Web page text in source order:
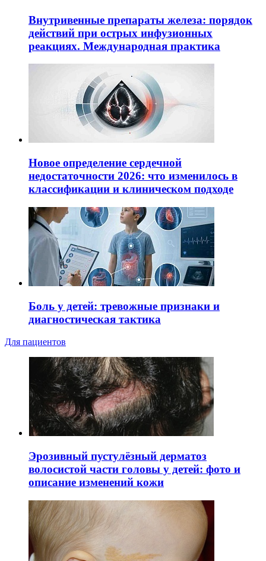
Внутривенные препараты железа: порядок
действий при острых инфузионных
реакциях. Международная практика
Новое определение сердечной
недостаточности 2026: что изменилось в
классификации и клиническом подходе
Боль у детей: тревожные признаки и
диагностическая тактика
Для пациентов
Эрозивный пустулёзный дерматоз
волосистой части головы у детей: фото и
описание изменений кожи